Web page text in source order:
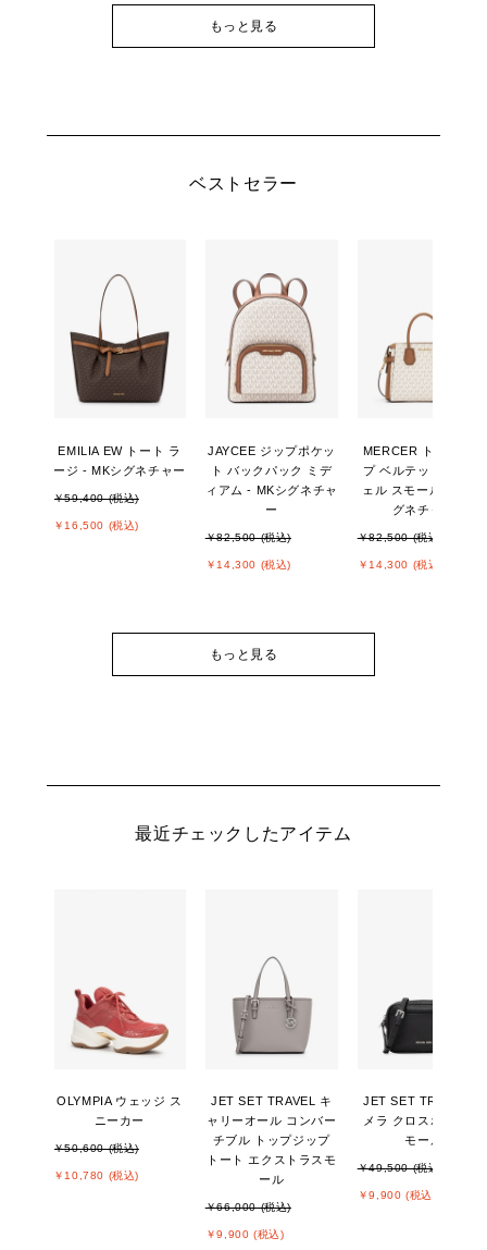
もっと見る
ベストセラー
EMILIA EW トート ラ
ージ - MKシグネチャー
￥59,400 (税込)
￥16,500 (税込)
JAYCEE ジップポケッ
ト バックパック ミデ
ィアム - MKシグネチャ
ー
￥82,500 (税込)
￥14,300 (税込)
MERCER トップジッ
プ ベルテッド サッチ
ェル スモール - MKシ
グネチャー
￥82,500 (税込)
￥14,300 (税込)
もっと見る
最近チェックしたアイテム
OLYMPIA ウェッジ ス
ニーカー
￥50,600 (税込)
￥10,780 (税込)
JET SET TRAVEL キ
ャリーオール コンバー
チブル トップジップ
トート エクストラスモ
ール
￥66,000 (税込)
￥9,900 (税込)
JET SET TRAVEL カ
メラ クロスボディ ス
モール
￥49,500 (税込)
￥9,900 (税込)